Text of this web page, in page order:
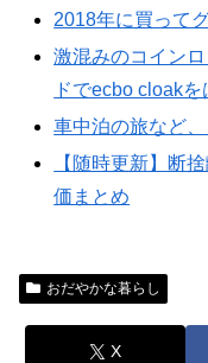
2018年に買って
激混みのコイン
ドでecbo cloakを
車中泊の旅など
【随時更新】断
価まとめ
おだやかな暮らし
X